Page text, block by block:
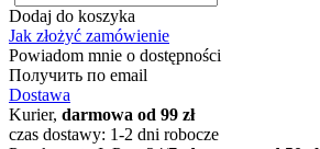
Dodaj do koszyka
Jak złożyć zamówienie
Powiadom mnie o dostępności
Получить по email
Dostawa
Kurier, darmowa od 99 zł
czas dostawy: 1-2 dni robocze